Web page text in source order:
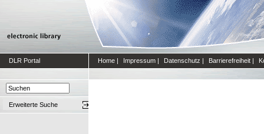
DLR Portal Home | Impressum | Datenschutz | Barrierefreiheit |
Erweiterte Suche